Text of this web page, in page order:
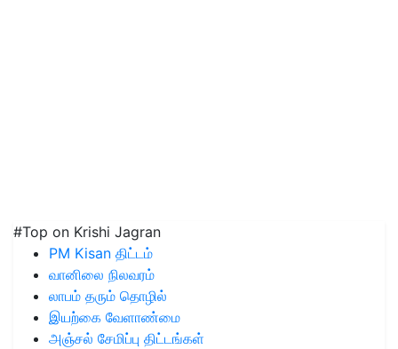
#Top on Krishi Jagran
PM Kisan திட்டம்
வானிலை நிலவரம்
லாபம் தரும் தொழில்
இயற்கை வேளாண்மை
அஞ்சல் சேமிப்பு திட்டங்கள்